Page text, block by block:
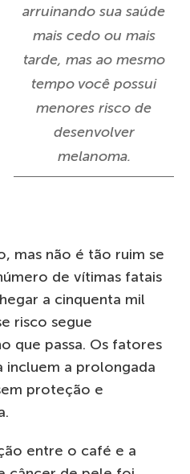
arruinando sua saúde
mais cedo ou mais
tarde, mas ao mesmo
tempo você possui
menores risco de
desenvolver
melanoma.
mas não é tão ruim se
de vítimas fatais
a cinquenta mil
risco segue
que passa. Os fatores
incluem a prolongada
proteção e
entre o café e a